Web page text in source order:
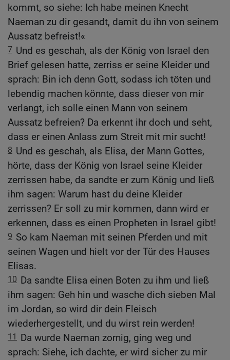
kommt, so siehe: Ich habe meinen Knecht
Naeman zu dir gesandt, damit du ihn von seinem
Aussatz befreist!«
7 Und es geschah, als der König von Israel den
Brief gelesen hatte, zerriss er seine Kleider und
sprach: Bin ich denn Gott, sodass ich töten und
lebendig machen könnte, dass dieser von mir
verlangt, ich solle einen Mann von seinem
Aussatz befreien? Da erkennt ihr doch und seht,
dass er einen Anlass zum Streit mit mir sucht!
8 Und es geschah, als Elisa, der Mann Gottes,
hörte, dass der König von Israel seine Kleider
zerrissen habe, da sandte er zum König und ließ
ihm sagen: Warum hast du deine Kleider
zerrissen? Er soll zu mir kommen, dann wird er
erkennen, dass es einen Propheten in Israel gibt!
9 So kam Naeman mit seinen Pferden und mit
seinen Wagen und hielt vor der Tür des Hauses
Elisas.
10 Da sandte Elisa einen Boten zu ihm und ließ
ihm sagen: Geh hin und wasche dich sieben Mal
im Jordan, so wird dir dein Fleisch
wiederhergestellt, und du wirst rein werden!
11
Da wurde Naeman zornig, ging weg und
sprach: Siehe, ich dachte, er wird sicher zu mir